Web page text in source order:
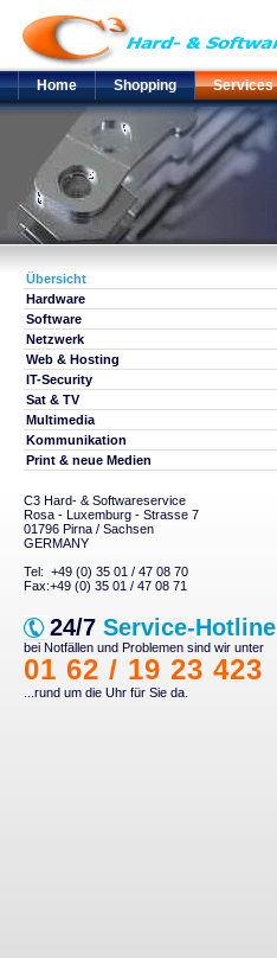
Home Shopping Services
Übersicht
Hardware
Software
Netzwerk
Web & Hosting
IT-Security
Sat & TV
Multimedia
Kommunikation
Print & neue Medien
C3 Hard- & Softwareservice
Rosa - Luxemburg - Strasse 7
01796 Pirna / Sachsen
GERMANY
Tel: +49 (0) 35 01 / 47 08 70
Fax:+49 (0) 35 01 / 47 08 71
24/7 Service-Hotline
bei Notfällen und Problemen sind wir unter
01 62 / 19 23 423
...rund um die Uhr für Sie da.